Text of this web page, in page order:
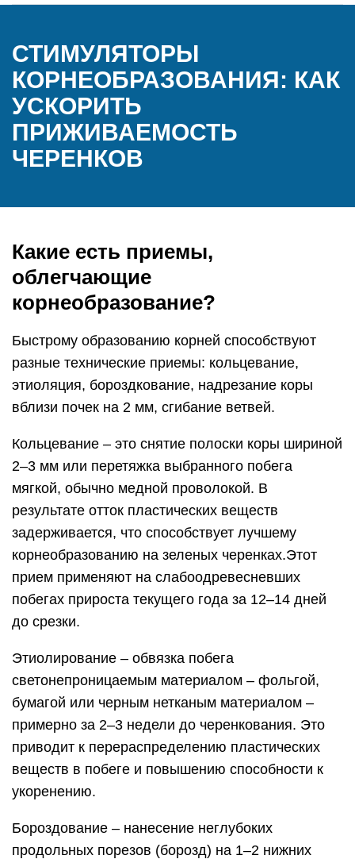
СТИМУЛЯТОРЫ
КОРНЕОБРАЗОВАНИЯ: КАК
УСКОРИТЬ
ПРИЖИВАЕМОСТЬ
ЧЕРЕНКОВ
Какие есть приемы,
облегчающие
корнеобразование?
Быстрому образованию корней способствуют
разные технические приемы: кольцевание,
этиоляция, бороздкование, надрезание коры
вблизи почек на 2 мм, сгибание ветвей.
Кольцевание – это снятие полоски коры шириной
2–3 мм или перетяжка выбранного побега
мягкой, обычно медной проволокой. В
результате отток пластических веществ
задерживается, что способствует лучшему
корнеобразованию на зеленых черенках.Этот
прием применяют на слабоодревесневших
побегах прироста текущего года за 12–14 дней
до срезки.
Этиолирование – обвязка побега
светонепроницаемым материалом – фольгой,
бумагой или черным нетканым материалом –
примерно за 2–3 недели до черенкования. Это
приводит к перераспределению пластических
веществ в побеге и повышению способности к
укоренению.
Бороздование – нанесение неглубоких
продольных порезов (борозд) на 1–2 нижних